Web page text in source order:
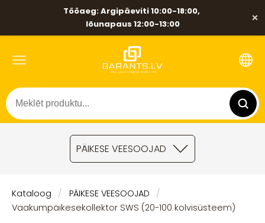
Tööaeg: Argipäeviti 10:00-18:00,
lõunapaus 12:00-13:00
×
PÄIKESE VEESOOJAD
Kataloog
PÄIKESE VEESOOJAD
Vaakumpäikesekollektor SWS (20-100 kolvisüsteem)